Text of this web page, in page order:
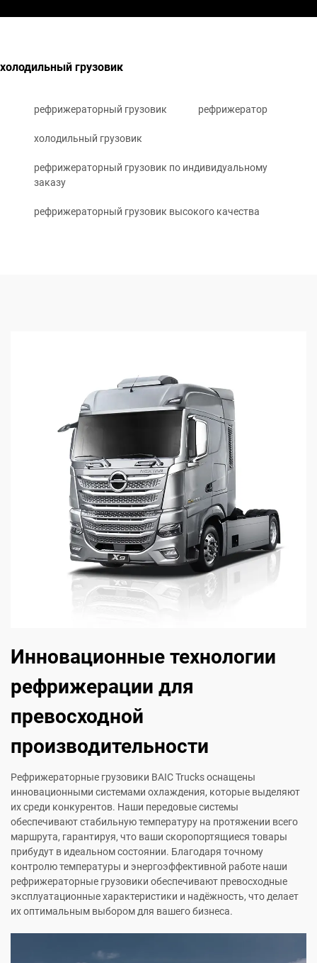
холодильный грузовик
рефрижераторный грузовик рефрижератор
холодильный грузовик
рефрижераторный грузовик по индивидуальному
заказу
рефрижераторный грузовик высокого качества
Инновационные технологии
рефрижерации для
превосходной
производительности
Рефрижераторные грузовики BAIC Trucks оснащены
инновационными системами охлаждения, которые выделяют
их среди конкурентов. Наши передовые системы
обеспечивают стабильную температуру на протяжении всего
маршрута, гарантируя, что ваши скоропортящиеся товары
прибудут в идеальном состоянии. Благодаря точному
контролю температуры и энергоэффективной работе наши
рефрижераторные грузовики обеспечивают превосходные
эксплуатационные характеристики и надёжность, что делает
их оптимальным выбором для вашего бизнеса.